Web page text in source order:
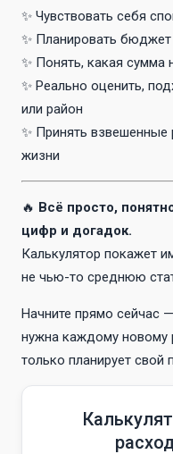
✨ Чувствовать себя
✨ Планировать
✨ Понять, какая
✨ Реально оценить,
или район
✨ Принять взвешенные
жизни
🔥 Всё просто,
цифр и догадок.
Калькулятор покажет
не чью-то среднюю
Начните прямо сейчас
нужна каждому новому
только планирует свой